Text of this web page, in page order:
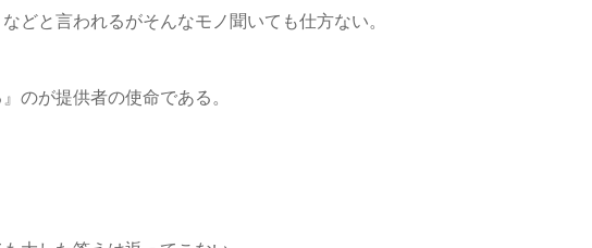
どと言われるがそんなモノ聞いても仕方ない。
のが提供者の使命である。